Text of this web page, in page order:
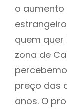
o
quem quer
zona de
preço das
anos. O